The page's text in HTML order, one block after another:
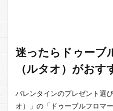
迷ったらドゥーブ
（ルタオ）がおす
バレンタインのプレゼント選
オ）」の「ドゥーブルフロマ